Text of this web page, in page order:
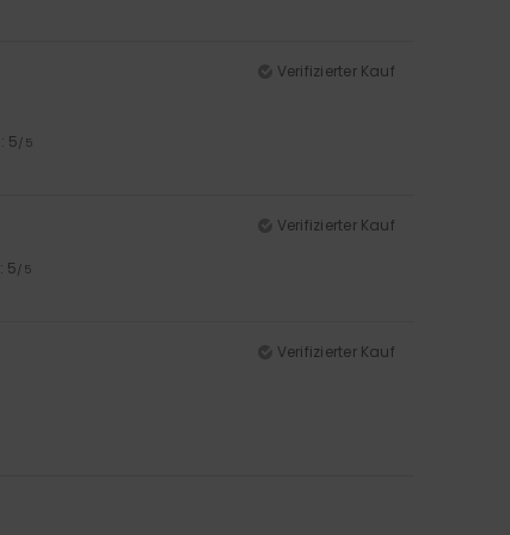
Verifizierter Kauf
: 5/5
Verifizierter Kauf
: 5/5
Verifizierter Kauf